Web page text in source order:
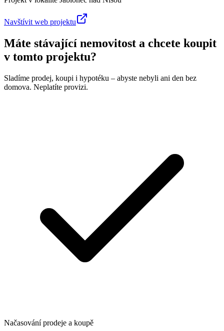
Navštívit web projektu
Máte stávající nemovitost a chcete koupit
v tomto projektu?
Sladíme prodej, koupi i hypotéku – abyste nebyli ani den bez
domova. Neplatíte provizi.
Načasování prodeje a koupě